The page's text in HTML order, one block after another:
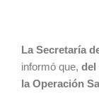
La Secretaría
informó que, del
la Operación